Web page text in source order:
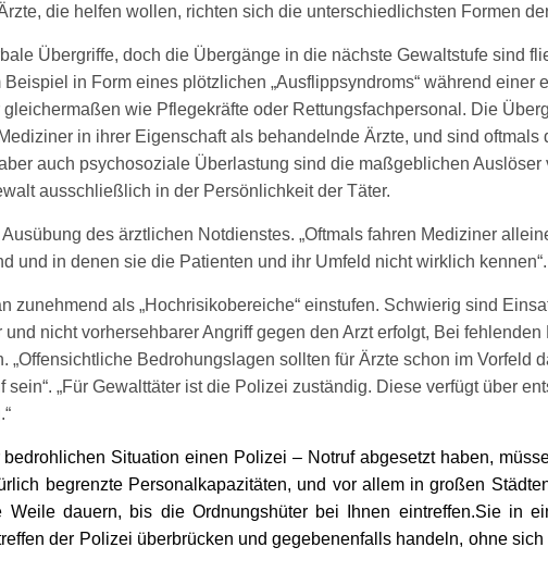
die helfen wollen, richten sich die unterschiedlichsten Formen
Übergriffe, doch die Übergänge in die nächste Gewaltstufe sind
in Form eines plötzlichen „Ausflippsyndroms“ während einer
wie Pflegekräfte oder Rettungsfachpersonal. Die
in ihrer Eigenschaft als behandelnde Ärzte, und sind oftmals
auch psychosoziale Überlastung sind die maßgeblichen Auslöser
ausschließlich in der Persönlichkeit der Täter.
des ärztlichen Notdienstes. „Oftmals fahren Mediziner
und in denen sie die Patienten und ihr Umfeld nicht wirklich kennen“.
zunehmend als „Hochrisikobereiche“ einstufen. Schwierig sind
nicht vorhersehbarer Angriff gegen den Arzt erfolgt, Bei
„Offensichtliche Bedrohungslagen sollten für Ärzte schon im Vorfeld
„Für Gewalttäter ist die Polizei zuständig. Diese verfügt über
Situation einen Polizei – Notruf abgesetzt haben,
begrenzte Personalkapazitäten, und vor allem in großen
dauern, bis die Ordnungshüter bei Ihnen eintreffen.Sie in
der Polizei überbrücken und gegebenenfalls handeln, ohne